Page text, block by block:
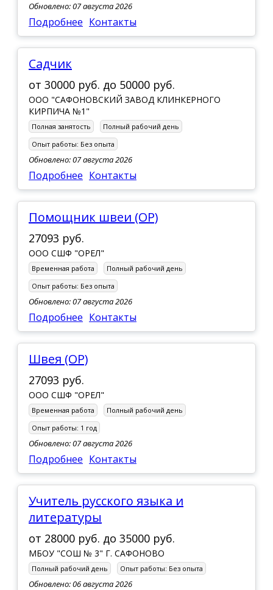
Обновлено: 07 августа 2026
Подробнее Контакты
садчик
от 30000 руб. до 50000 руб.
ООО "САФОНОВСКИЙ ЗАВОД КЛИНКЕРНОГО
КИРПИЧА №1"
Полная занятость
Полный рабочий день
Опыт работы: Без опыта
Обновлено: 07 августа 2026
Подробнее Контакты
помощник швеи (ОР)
27093 руб.
ООО СШФ "ОРЕЛ"
Временная работа
Полный рабочий день
Опыт работы: Без опыта
Обновлено: 07 августа 2026
Подробнее Контакты
швея (ОР)
27093 руб.
ООО СШФ "ОРЕЛ"
Временная работа
Полный рабочий день
Опыт работы: 1 год
Обновлено: 07 августа 2026
Подробнее Контакты
Учитель русского языка и
литературы
от 28000 руб. до 35000 руб.
МБОУ "СОШ № 3" Г. САФОНОВО
Полный рабочий день Опыт работы: Без опыта
Обновлено: 06 августа 2026